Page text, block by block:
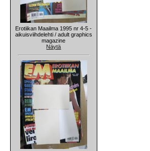
Erotiikan Maailma 1995 nr 4-5 -
aikuisviihdelehti / adult graphics
magazine
Näytä